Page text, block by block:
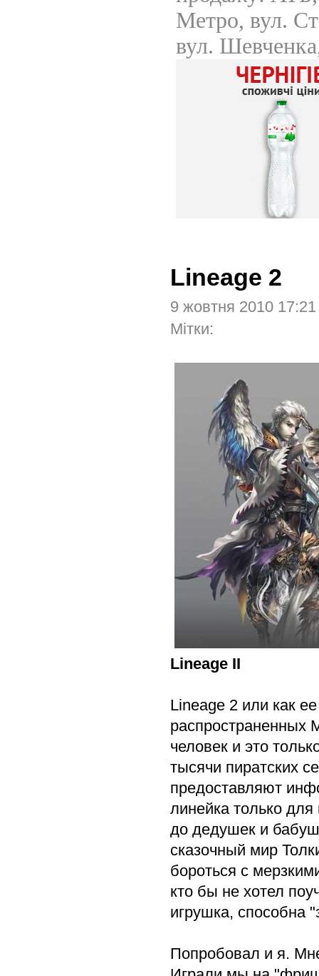
Lineage 2
9 жовтня 2010
Мітки:
Lineage II
Lineage 2 или как
человек и это
тысячи пиратских
предоставляют
линейка только
до дедушек и
сказочный мир
бороться с
кто бы не хотел
игрушка, способна
Попробовал и я.